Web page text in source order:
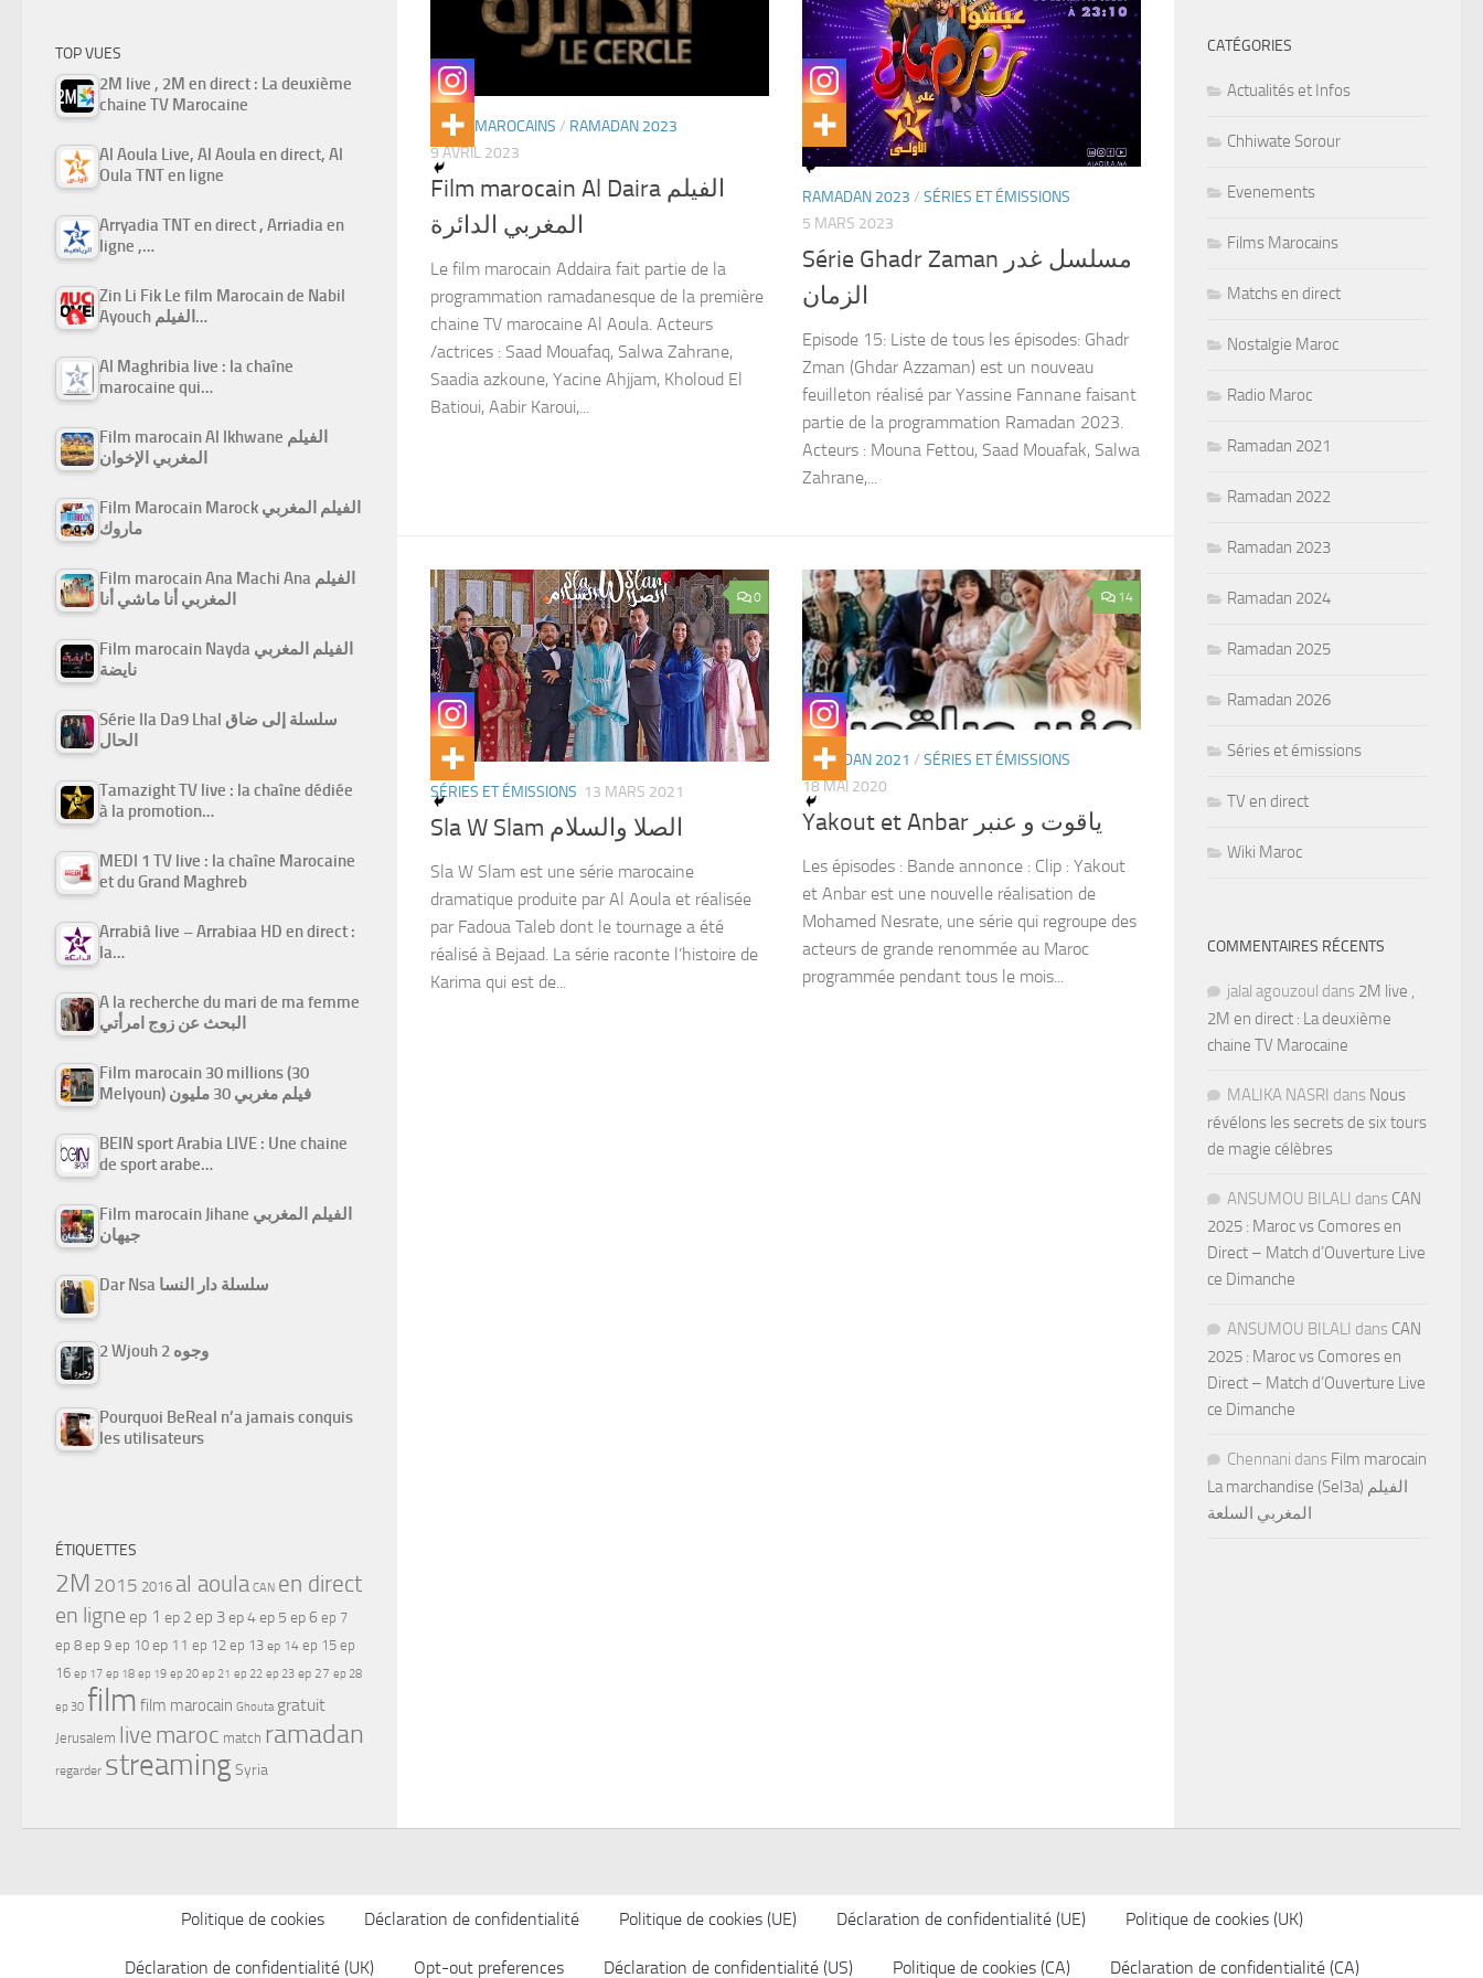
FILMS MAROCAINS / RAMADAN 2023
9 AVRIL 2023
Film marocain Al Daira الفيلم
المغربي الدائرة
Le film marocain Addaira fait partie de la
programmation ramadanesque de la première
chaine TV marocaine Al Aoula. Acteurs
/actrices : Saad Mouafaq, Salwa Zahrane,
Saadia azkoune, Yacine Ahjjam, Kholoud El
Batioui, Aabir Karoui,...
RAMADAN 2023 / SÉRIES ET ÉMISSIONS
5 MARS 2023
Série Ghadr Zaman مسلسل غدر
الزمان
Episode 15: Liste de tous les épisodes: Ghadr
Zman (Ghdar Azzaman) est un nouveau
feuilleton réalisé par Yassine Fannane faisant
partie de la programmation Ramadan 2023.
Acteurs : Mouna Fettou, Saad Mouafak, Salwa
Zahrane,...
0
SÉRIES ET ÉMISSIONS 13 MARS 2021
Sla W Slam الصلا والسلام
Sla W Slam est une série marocaine
dramatique produite par Al Aoula et réalisée
par Fadoua Taleb dont le tournage a été
réalisé à Bejaad. La série raconte l’histoire de
Karima qui est de...
14
RAMADAN 2021 / SÉRIES ET ÉMISSIONS
18 MAI 2020
Yakout et Anbar ياقوت و عنبر
Les épisodes : Bande annonce : Clip : Yakout
et Anbar est une nouvelle réalisation de
Mohamed Nesrate, une série qui regroupe des
acteurs de grande renommée au Maroc
programmée pendant tous le mois...
TOP VUES
2M live , 2M en direct : La deuxième
chaine TV Marocaine
Al Aoula Live, Al Aoula en direct, Al
Oula TNT en ligne
Arryadia TNT en direct , Arriadia en
ligne ,…
Zin Li Fik Le film Marocain de Nabil
Ayouch الفيلم…
Al Maghribia live : la chaîne
marocaine qui…
Film marocain Al Ikhwane الفيلم
المغربي الإخوان
Film Marocain Marock الفيلم المغربي
ماروك
Film marocain Ana Machi Ana الفيلم
المغربي أنا ماشي أنا
Film marocain Nayda الفيلم المغربي
نايضة
Série Ila Da9 Lhal سلسلة إلى ضاق
الحال
Tamazight TV live : la chaîne dédiée
à la promotion…
MEDI 1 TV live : la chaîne Marocaine
et du Grand Maghreb
Arrabiâ live – Arrabiaa HD en direct :
la…
A la recherche du mari de ma femme
البحث عن زوج امرأتي
Film marocain 30 millions (30
Melyoun) فيلم مغربي 30 مليون
BEIN sport Arabia LIVE : Une chaine
de sport arabe…
Film marocain Jihane الفيلم المغربي
جيهان
Dar Nsa سلسلة دار النسا
2 Wjouh 2 وجوه
Pourquoi BeReal n’a jamais conquis
les utilisateurs
ÉTIQUETTES
2M 2015 2016 al aoula CAN en direct
en ligne ep 1 ep 2 ep 3ep 4ep 5 ep 6 ep 7
ep 8 ep 9 ep 10 ep 11 ep 12 ep 13 ep 14 ep 15 ep
16 ep 17 ep 18 ep 19 ep 20 ep 21 ep 22 ep 23 ep 27 ep 28
ep 30 film film marocain Ghouta gratuit
Jerusalem live maroc match ramadan
regarder streamingSyria
CATÉGORIES
Actualités et Infos
Chhiwate Sorour
Evenements
Films Marocains
Matchs en direct
Nostalgie Maroc
Radio Maroc
Ramadan 2021
Ramadan 2022
Ramadan 2023
Ramadan 2024
Ramadan 2025
Ramadan 2026
Séries et émissions
TV en direct
Wiki Maroc
COMMENTAIRES RÉCENTS
jalal agouzoul dans 2M live ,
2M en direct : La deuxième
chaine TV Marocaine
MALIKA NASRI dans Nous
révélons les secrets de six tours
de magie célèbres
ANSUMOU BILALI dans CAN
2025 : Maroc vs Comores en
Direct – Match d’Ouverture Live
ce Dimanche
ANSUMOU BILALI dans CAN
2025 : Maroc vs Comores en
Direct – Match d’Ouverture Live
ce Dimanche
Chennani dans Film marocain
La marchandise (Sel3a) الفيلم
المغربي السلعة
Politique de cookies Déclaration de confidentialité Politique de cookies (UE) Déclaration de confidentialité (UE) Politique de cookies (UK)
Déclaration de confidentialité (UK) Opt-out preferences Déclaration de confidentialité (US) Politique de cookies (CA) Déclaration de confidentialité (CA)